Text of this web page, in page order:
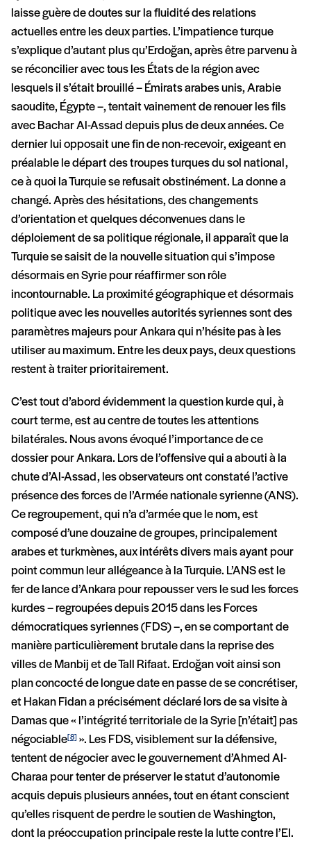
laisse guère de doutes sur la fluidité des relations
actuelles entre les deux parties. L’impatience turque
s’explique d’autant plus qu’Erdoğan, après être parvenu à
se réconcilier avec tous les États de la région avec
lesquels il s’était brouillé – Émirats arabes unis, Arabie
saoudite, Égypte –, tentait vainement de renouer les fils
avec Bachar Al-Assad depuis plus de deux années. Ce
dernier lui opposait une fin de non-recevoir, exigeant en
préalable le départ des troupes turques du sol national,
ce à quoi la Turquie se refusait obstinément. La donne a
changé. Après des hésitations, des changements
d’orientation et quelques déconvenues dans le
déploiement de sa politique régionale, il apparaît que la
Turquie se saisit de la nouvelle situation qui s’impose
désormais en Syrie pour réaffirmer son rôle
incontournable. La proximité géographique et désormais
politique avec les nouvelles autorités syriennes sont des
paramètres majeurs pour Ankara qui n’hésite pas à les
utiliser au maximum. Entre les deux pays, deux questions
restent à traiter prioritairement.
C’est tout d’abord évidemment la question kurde qui, à
court terme, est au centre de toutes les attentions
bilatérales. Nous avons évoqué l’importance de ce
dossier pour Ankara. Lors de l’offensive qui a abouti à la
chute d’Al-Assad, les observateurs ont constaté l’active
présence des forces de l’Armée nationale syrienne (ANS).
Ce regroupement, qui n’a d’armée que le nom, est
composé d’une douzaine de groupes, principalement
arabes et turkmènes, aux intérêts divers mais ayant pour
point commun leur allégeance à la Turquie. L’ANS est le
fer de lance d’Ankara pour repousser vers le sud les forces
kurdes – regroupées depuis 2015 dans les Forces
démocratiques syriennes (FDS) –, en se comportant de
manière particulièrement brutale dans la reprise des
villes de Manbij et de Tall Rifaat. Erdoğan voit ainsi son
plan concocté de longue date en passe de se concrétiser,
et Hakan Fidan a précisément déclaré lors de sa visite à
Damas que « l’intégrité territoriale de la Syrie [n’était] pas
négociable [8] ». Les FDS, visiblement sur la défensive,
tentent de négocier avec le gouvernement d’Ahmed Al-
Charaa pour tenter de préserver le statut d’autonomie
acquis depuis plusieurs années, tout en étant conscient
qu’elles risquent de perdre le soutien de Washington,
dont la préoccupation principale reste la lutte contre l’EI.